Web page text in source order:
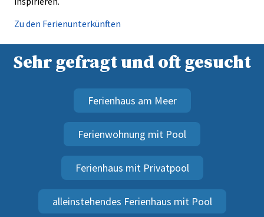
Zu den Ferienunterkünften
Sehr gefragt und oft gesucht
Ferienhaus am Meer
Ferienwohnung mit Pool
Ferienhaus mit Privatpool
alleinstehendes Ferienhaus mit Pool